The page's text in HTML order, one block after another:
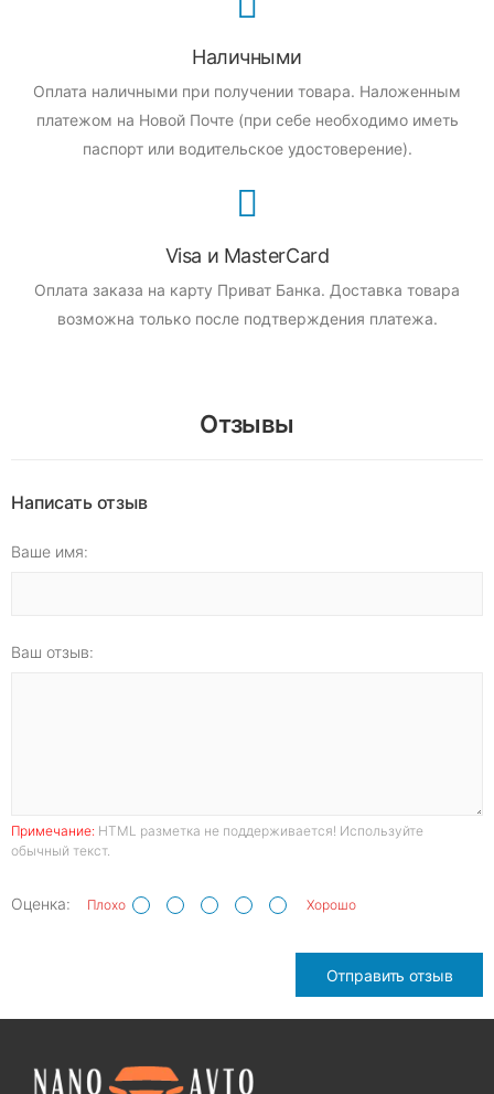
Наличными
Оплата наличными при получении товара. Наложенным
платежом на Новой Почте (при себе необходимо иметь
паспорт или водительское удостоверение).
Visa и MasterCard
Оплата заказа на карту Приват Банка. Доставка товара
возможна только после подтверждения платежа.
Отзывы
Написать отзыв
Ваше имя:
Ваш отзыв:
Примечание: HTML разметка не поддерживается! Используйте
обычный текст.
Оценка: Плохо Хорошо
Отправить отзыв